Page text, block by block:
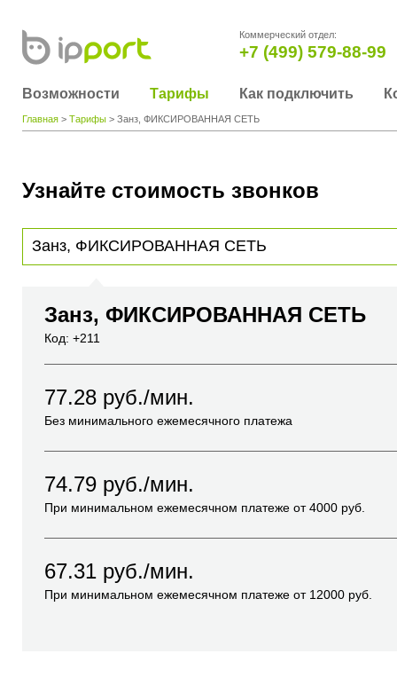
Коммерческий отдел:
+7 (499) 579-88-99
Возможности Тарифы Как подключить
Главная > Тарифы > Занз, ФИКСИРОВАННАЯ СЕТЬ
Узнайте стоимость звонков
Занз, ФИКСИРОВАННАЯ СЕТЬ
Код: +211
77.28 руб./мин.
Без минимального ежемесячного платежа
74.79 руб./мин.
При минимальном ежемесячном платеже от4000 руб.
67.31 руб./мин.
При минимальном ежемесячном платеже от 12000 руб.